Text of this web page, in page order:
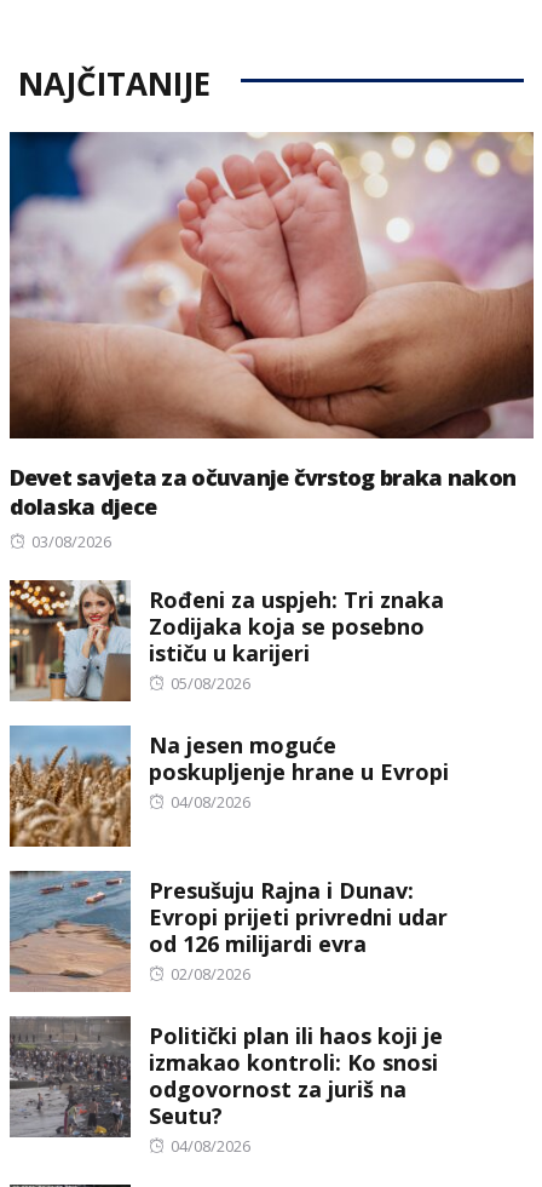
NAJČITANIJE
Devet savjeta za očuvanje čvrstog braka nakon
dolaska djece
Posted
03/08/2026
Rođeni za uspjeh: Tri znaka
Zodijaka koja se posebno
ističu u karijeri
Posted
05/08/2026
Na jesen moguće
poskupljenje hrane u Evropi
Posted
04/08/2026
Presušuju Rajna i Dunav:
Evropi prijeti privredni udar
od 126 milijardi evra
Posted
02/08/2026
Politički plan ili haos koji je
izmakao kontroli: Ko snosi
odgovornost za juriš na
Seutu?
Posted
04/08/2026